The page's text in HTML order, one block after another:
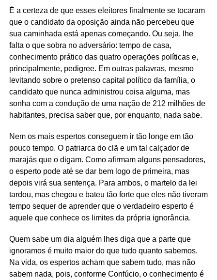
É a certeza de que esses eleitores finalmente se tocaram
que o candidato da oposição ainda não percebeu que
sua caminhada está apenas começando. Ou seja, lhe
falta o que sobra no adversário: tempo de casa,
conhecimento prático das quatro operações políticas e,
principalmente, pedigree. Em outras palavras, mesmo
levitando sobre o pretenso capital político da família, o
candidato que nunca administrou coisa alguma, mas
sonha com a condução de uma nação de 212 milhões de
habitantes, precisa saber que, por enquanto, nada sabe.
Nem os mais espertos conseguem ir tão longe em tão
pouco tempo. O patriarca do clã e um tal calçador de
marajás que o digam. Como afirmam alguns pensadores,
o esperto pode até se dar bem logo de primeira, mas
depois virá sua sentença. Para ambos, o martelo da lei
tardou, mas chegou e bateu tão forte que eles não tiveram
tempo sequer de aprender que o verdadeiro esperto é
aquele que conhece os limites da própria ignorância.
Quem sabe um dia alguém lhes diga que a parte que
ignoramos é muito maior do que tudo quanto sabemos.
Na vida, os espertos acham que sabem tudo, mas não
sabem nada, pois, conforme Confúcio, o conhecimento é